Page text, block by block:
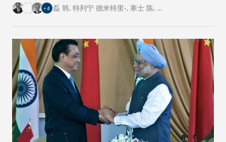
的跨国基础设施建设工程。对此，卡内基四个研究
+4 磊 韩, 特列宁 德米特里•, 寒士 陈, …